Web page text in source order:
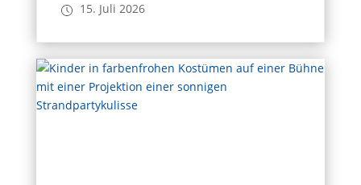
15. Juli 2026